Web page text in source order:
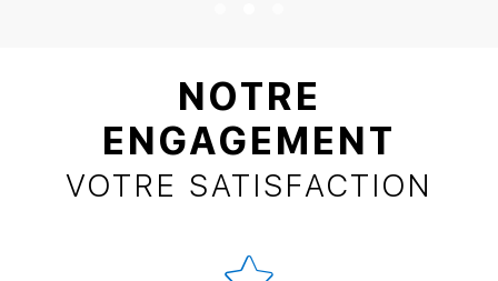
NOTRE
ENGAGEMENT
VOTRE SATISFACTION